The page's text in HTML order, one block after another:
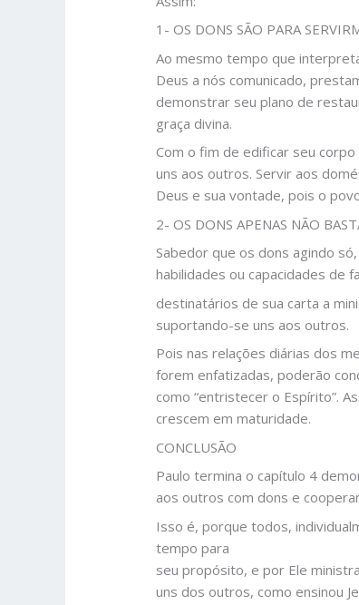
1- OS DONS SÃO PARA
Ao mesmo tempo que
Deus a nós comunicado,
demonstrar seu plano de
graça divina.
Com o fim de edificar seu
uns aos outros. Servir aos
Deus e sua vontade, pois o
2- OS DONS APENAS NÃO
Sabedor que os dons agindo
habilidades ou capacidades de
destinatários de sua carta a
suportando-se uns aos outros.
Pois nas relações diárias dos
forem enfatizadas, poderão
como “entristecer o Espírito”.
crescem em maturidade.
CONCLUSÃO
Paulo termina o capítulo 4
aos outros com dons e
Isso é, porque todos,
tempo para
seu propósito, e por Ele
uns dos outros, como ensinou